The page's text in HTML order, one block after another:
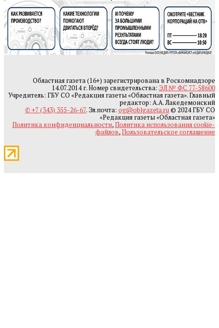
Областная газета (16+) зарегистрирована в Роскомнадзоре
14.07.2014 г. Номер свидетельства: ЭЛ № ФС 77-58600
Учредитель: ГБУ СО «Редакция газеты «Областная газета». Главный
редактор: А.А. Лакедемонский
✆ +7 (343) 355-26-67. Эл.почта: og@oblgazeta.ru© 2024 ГБУ СО
«Редакция газеты «Областная газета»
Политика конфиденциальности,Политика использования cookie-
файлов,Пользовательское соглашение